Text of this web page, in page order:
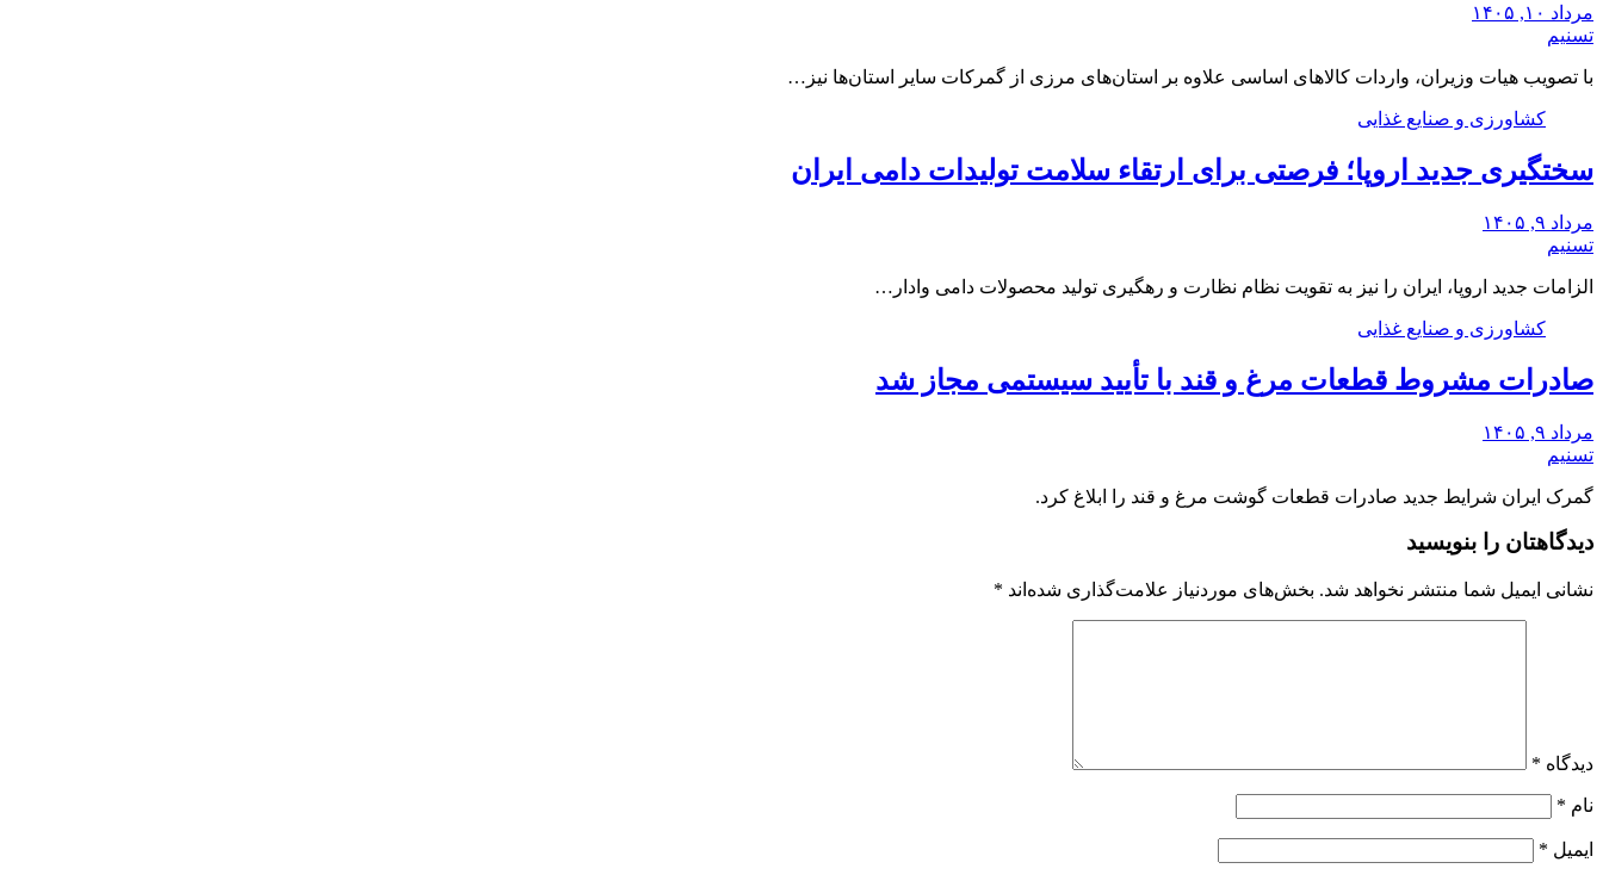
مرداد ۱۰, ۱۴۰۵
تسنیم
با تصویب هیات وزیران، واردات کالاهای اساسی علاوه بر استان‌های مرزی از گمرکات سایر استان‌ها نیز…
کشاورزی و صنایع غذایی
سختگیری جدید اروپا؛ فرصتی برای ارتقاء سلامت تولیدات دامی ایران
مرداد ۹, ۱۴۰۵
تسنیم
الزامات جدید اروپا، ایران را نیز به تقویت نظام نظارت و رهگیری تولید محصولات دامی وادار…
کشاورزی و صنایع غذایی
صادرات مشروط قطعات مرغ و قند با تأیید سیستمی مجاز شد
مرداد ۹, ۱۴۰۵
تسنیم
گمرک ایران شرایط جدید صادرات قطعات گوشت مرغ و قند را ابلاغ کرد.
دیدگاهتان را بنویسید
نشانی ایمیل شما منتشر نخواهد شد. بخش‌های موردنیاز علامت‌گذاری شده‌اند *
دیدگاه *
نام *
ایمیل *